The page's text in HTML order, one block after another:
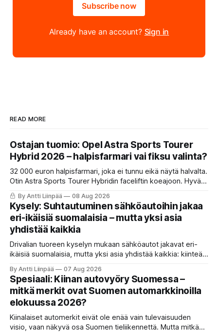
Subscribe now
Already have an account? Sign in
READ MORE
Ostajan tuomio: Opel Astra Sports Tourer
Hybrid 2026 – halpisfarmari vai fiksu valinta?
32 000 euron halpisfarmari, joka ei tunnu eikä näytä halvalta.
Otin Astra Sports Tourer Hybridin faceliftin koeajoon. Hyvä
Mutta ne viiveet ja se nykiminen? Katso ja lue koko tuomio.
By Antti Liinpää 08 Aug 2026
Kysely: Suhtautuminen sähköautoihin jakaa
eri-ikäisiä suomalaisia – mutta yksi asia
yhdistää kaikkia
Drivalian tuoreen kyselyn mukaan sähköautot jakavat eri-
ikäisiä suomalaisia, mutta yksi asia yhdistää kaikkia: kiinteät
valittaessa.
By Antti Liinpää 07 Aug 2026
Spesiaali: Kiinan autovyöry Suomessa –
mitkä merkit ovat Suomen automarkkinoilla
elokuussa 2026?
Kiinalaiset automerkit eivät ole enää vain tulevaisuuden
visio, vaan näkyvä osa Suomen tieliikennettä. Mutta mitkä